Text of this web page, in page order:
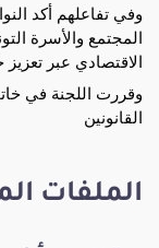
وفي تفاعلهم أكد
المجتمع والأسرة
الاقتصادي عبر
وقررت اللجنة في
القانونين
الملفات